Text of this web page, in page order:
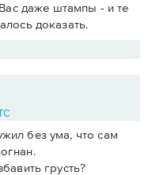
даже штампы - и те
доказать.
без ума, что сам
грусть?